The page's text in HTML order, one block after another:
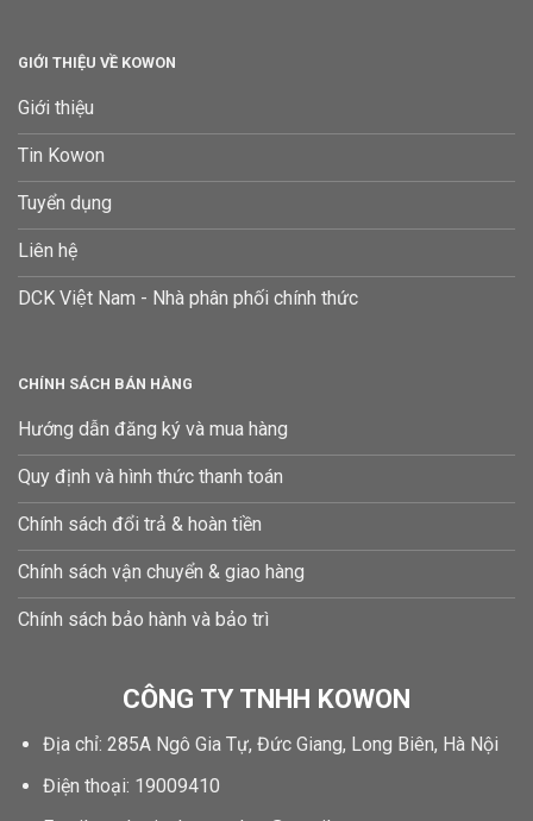
GIỚI THIỆU VỀ KOWON
Giới thiệu
Tin Kowon
Tuyển dụng
Liên hệ
DCK Việt Nam - Nhà phân phối chính thức
CHÍNH SÁCH BÁN HÀNG
Hướng dẫn đăng ký và mua hàng
Quy định và hình thức thanh toán
Chính sách đổi trả & hoàn tiền
Chính sách vận chuyển & giao hàng
Chính sách bảo hành và bảo trì
CÔNG TY TNHH KOWON
Địa chỉ: 285A Ngô Gia Tự, Đức Giang, Long Biên, Hà Nội
Điện thoại: 19009410